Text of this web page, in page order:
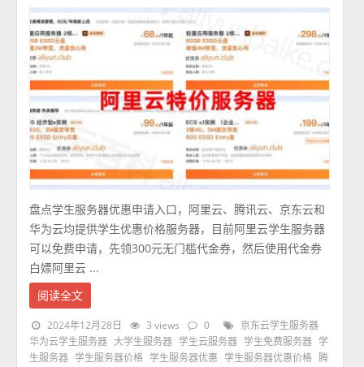
盘点学生服务器优惠申请入口，阿里云、腾讯云、京东云和
华为云均提供学生优惠价格服务器，目前阿里云学生服务器
可以免费申请，先领300元无门槛代金券，然后使用代金券
白嫖阿里云 ...
阅读全文
2024年12月28日 3 views 0
京东云学生服务器
华为云学生服务器 大学生服务器 学生云服务器 学生免费服务器 学
生服务器 学生服务器价格 学生服务器优惠 学生服务器优惠价格 腾